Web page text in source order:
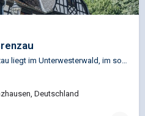
Deutschland